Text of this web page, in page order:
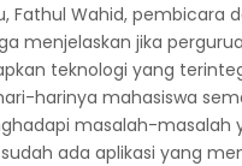
Wahid, pembicara
menjelaskan jika
teknologi yang
harinya mahasiswa
masalah-masalah
sudah ada aplikasi yang